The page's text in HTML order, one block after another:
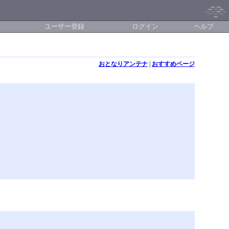
ユーザー登録 ログイン ヘルプ
おとなりアンテナ| おすすめページ